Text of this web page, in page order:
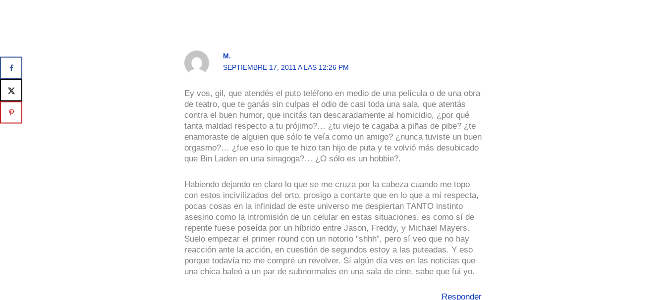
M.
SEPTIEMBRE 17, 2011 A LAS 12:26 PM
Ey vos, gil, que atendés el puto teléfono en medio de una película o de una obra
de teatro, que te ganás sin culpas el odio de casi toda una sala, que atentás
contra el buen humor, que incitás tan descaradamente al homicidio, ¿por qué
tanta maldad respecto a tu prójimo?… ¿tu viejo te cagaba a piñas de pibe? ¿te
enamoraste de alguien que sólo te veía como un amigo? ¿nunca tuviste un buen
orgasmo?… ¿fue eso lo que te hizo tan hijo de puta y te volvió más desubicado
que Bin Laden en una sinagoga?… ¿O sólo es un hobbie?.
Habiendo dejando en claro lo que se me cruza por la cabeza cuando me topo
con estos incivilizados del orto, prosigo a contarte que en lo que a mí respecta,
pocas cosas en la infinidad de este universo me despiertan TANTO instinto
asesino como la intromisión de un celular en estas situaciones, es como sí de
repente fuese poseída por un híbrido entre Jason, Freddy, y Michael Mayers.
Suelo empezar el primer round con un notorio "shhh", pero sí veo que no hay
reacción ante la acción, en cuestión de segundos estoy a las puteadas. Y eso
porque todavía no me compré un revolver. Sí algún día ves en las noticias que
una chica baleó a un par de subnormales en una sala de cine, sabe que fui yo.
Responder